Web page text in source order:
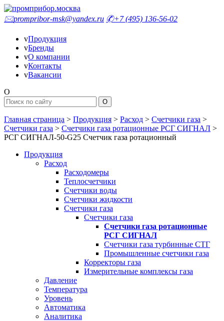
🖂prompribor-msk@yandex.ru ✆+7 (495) 136-56-02
vПродукция
vБренды
vО компании
vКонтакты
vВакансии
O
Главная страница > Продукция > Расход > Счетчики газа >
Счетчики газа > Счетчики газа ротационные РСГ СИГНАЛ >
РСГ СИГНАЛ-50-G25 Счетчик газа ротационный
Продукция
Расход
Расходомеры
Теплосчетчики
Счетчики воды
Счетчики жидкости
Счетчики газа
Счетчики газа
Счетчики газа ротационные
РСГ СИГНАЛ
Счетчики газа турбинные СТГ
Промышленные счетчики газа
Корректоры газа
Измерительные комплексы газа
Давление
Температура
Уровень
Автоматика
Аналитика